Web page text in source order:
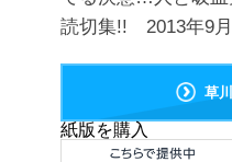
読切集!! 2013年9
草
紙版を購入